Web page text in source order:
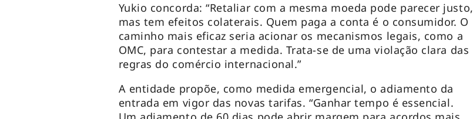
Yukio concorda: “Retaliar com a mesma moeda pode parecer justo,
mas tem efeitos colaterais. Quem paga a conta é o consumidor. O
caminho mais eficaz seria acionar os mecanismos legais, como a
OMC, para contestar a medida. Trata-se de uma violação clara das
regras do comércio internacional.”
A entidade propõe, como medida emergencial, o adiamento da
entrada em vigor das novas tarifas. “Ganhar tempo é essencial.